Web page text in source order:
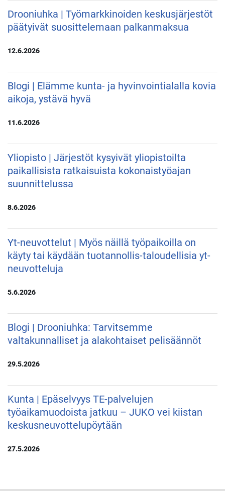
Drooniuhka | Työmarkkinoiden keskusjärjestöt
päätyivät suosittelemaan palkanmaksua
12.6.2026
Blogi | Elämme kunta- ja hyvinvointialalla kovia
aikoja, ystävä hyvä
11.6.2026
Yliopisto | Järjestöt kysyivät yliopistoilta
paikallisista ratkaisuista kokonaistyöajan
suunnittelussa
8.6.2026
Yt-neuvottelut | Myös näillä työpaikoilla on
käyty tai käydään tuotannollis-taloudellisia yt-
neuvotteluja
5.6.2026
Blogi | Drooniuhka: Tarvitsemme
valtakunnalliset ja alakohtaiset pelisäännöt
29.5.2026
Kunta | Epäselvyys TE-palvelujen
työaikamuodoista jatkuu – JUKO vei kiistan
keskusneuvottelupöytään
27.5.2026